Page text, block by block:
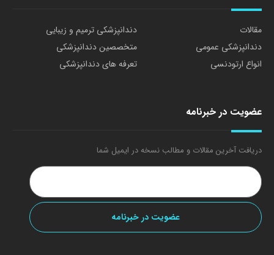
مقالات
دندانپزشکی ترمیم و زیبایی
دندانپزشکی عمومی
متخصصین دندانپزشکی
انواع ارتودنسی
تعرفه های دندانپزشکی
عضویت در خبرنامه
دریافت آخرین مقالات و مطالب نسخه در ایمیل شما